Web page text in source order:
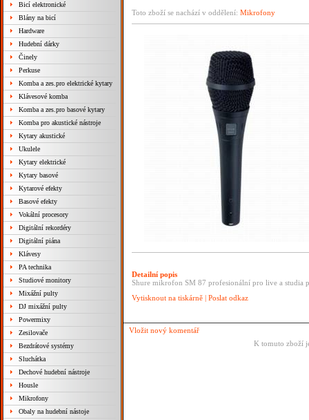
Bicí elektronické
Blány na bicí
Hardware
Hudební dárky
Činely
Perkuse
Komba a zes.pro elektrické kytary
Klávesové komba
Komba a zes.pro basové kytary
Komba pro akustické nástroje
Kytary akustické
Ukulele
Kytary elektrické
Kytary basové
Kytarové efekty
Basové efekty
Vokální procesory
Digitální rekordéry
Digitální piána
Klávesy
PA technika
Studiové monitory
Mixážní pulty
DJ mixážní pulty
Powermixy
Zesilovače
Bezdrátové systémy
Sluchátka
Dechové hudební nástroje
Housle
Mikrofony
Obaly na hudební nástoje
Toto zboží se nachází v oddělení: Mikrofony
Detailní popis
Shure mikrofon SM 87 profesionální pro live a studia
Vytisknout na tiskárně | Poslat odkaz
Vložit nový komentář
K tomuto zboží